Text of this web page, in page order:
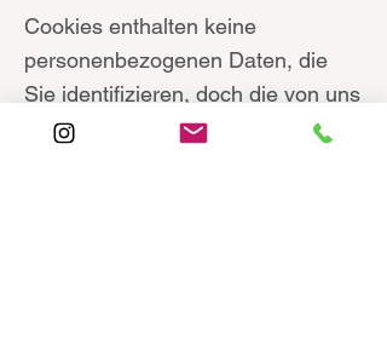
Cookies enthalten keine
personenbezogenen Daten, die
Sie identifizieren, doch die von uns
gespeicherten